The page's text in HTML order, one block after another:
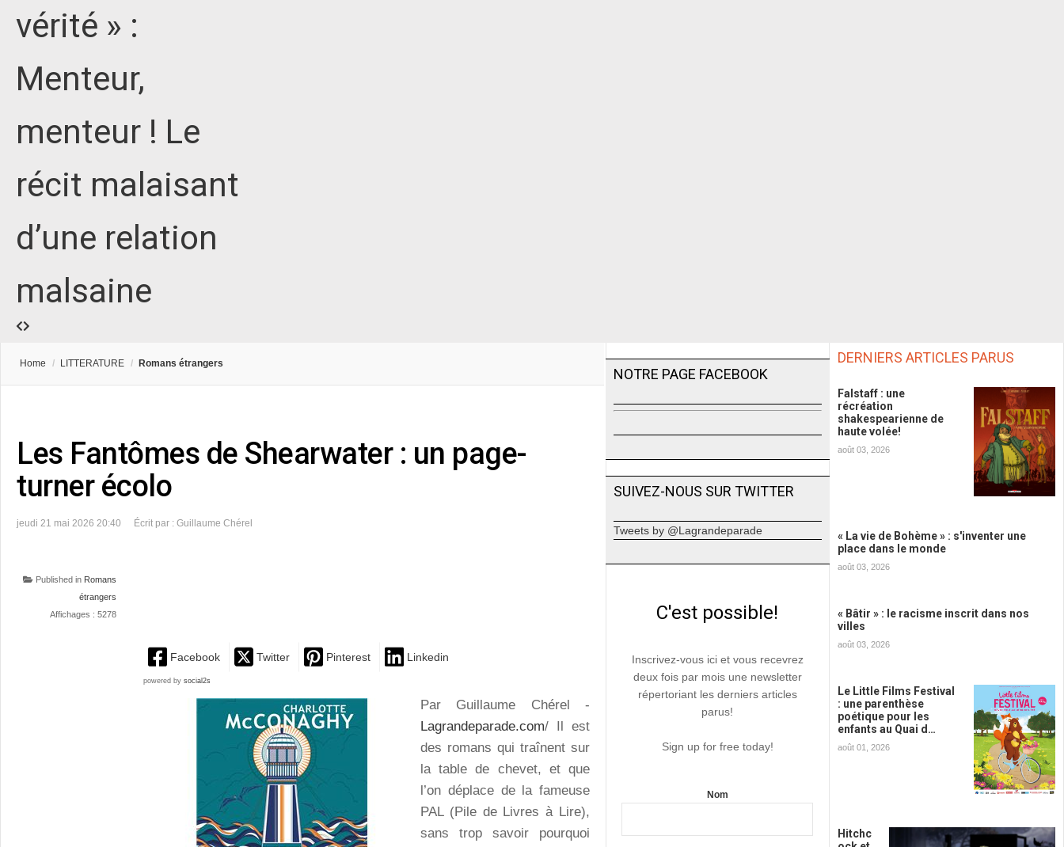
vérité » :
Menteur,
menteur ! Le
récit malaisant
d’une relation
malsaine
Home / LITTERATURE / Romans étrangers
Les Fantômes de Shearwater : un page-
turner écolo
jeudi 21 mai 2026 20:40 Écrit par : Guillaume Chérel
Published in Romans
étrangers
Affichages : 5278
Facebook Twitter Pinterest Linkedin
powered by social2s
Par Guillaume Chérel -
Lagrandeparade.com/ Il est
des romans qui traînent sur
la table de chevet, et que
l’on déplace de la fameuse
PAL (Pile de Livres à Lire),
sans trop savoir pourquoi
NOTRE PAGE FACEBOOK
SUIVEZ-NOUS SUR TWITTER
Tweets by @Lagrandeparade
C'est possible!
Inscrivez-vous ici et vous recevrez
deux fois par mois une newsletter
répertoriant les derniers articles
parus!
Sign up for free today!
Nom
DERNIERS ARTICLES PARUS
Falstaff : une
récréation
shakespearienne de
haute volée!
août 03, 2026
« La vie de Bohème » : s'inventer une
place dans le monde
août 03, 2026
« Bâtir » : le racisme inscrit dans nos
villes
août 03, 2026
Le Little Films Festival
: une parenthèse
poétique pour les
enfants au Quai d…
août 01, 2026
Hitchc